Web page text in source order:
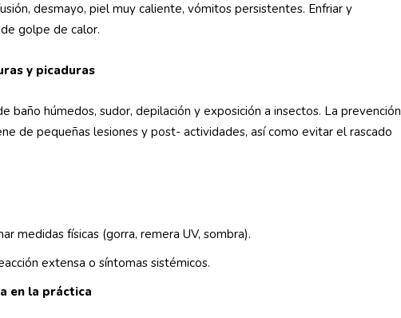
desmayo, piel muy caliente, vómitos persistentes. Enfriar y
golpe de calor.
y picaduras
baño húmedos, sudor, depilación y exposición a insectos. La prevención
de pequeñas lesiones y post- actividades, así como evitar el rascado
medidas físicas (gorra, remera UV, sombra).
extensa o síntomas sistémicos.
en la práctica